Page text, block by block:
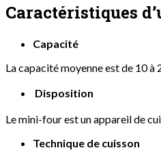
Caractéristiques
Capacité
La capacité moyenne est de 10
Disposition
Le mini-four est un appareil de
Technique de cuisson